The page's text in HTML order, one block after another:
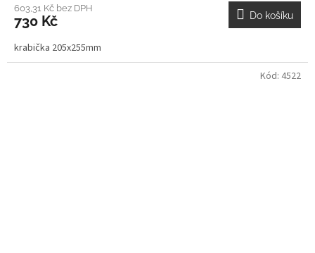
603,31 Kč bez DPH
730 Kč Do košíku
krabička 205x255mm
Kód: 4522